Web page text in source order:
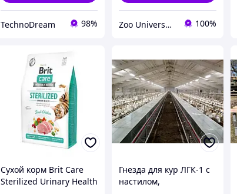
TechnoDream 98% Zoo Universe — зоотовари для домашніх улюбленців 100%
Сухой корм Brit Care
Sterilized Urinary Health
Гнезда для кур ЛГК-1 с
настилом,